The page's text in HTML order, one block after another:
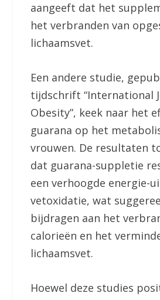
aangeeft dat het
het verbranden van
lichaamsvet.
Een andere studie,
tijdschrift “International
Obesity”, keek naar het
guarana op het
vrouwen. De resultaten
dat guarana-suppletie
een verhoogde energie-
vetoxidatie, wat
bijdragen aan het
calorieën en het
lichaamsvet.
Hoewel deze studies